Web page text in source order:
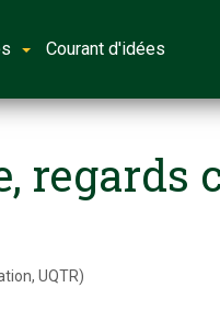
Courant d'idées
regards
UQTR)